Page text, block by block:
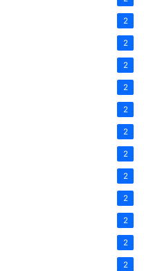
2
2
2
2
2
2
2
2
2
2
2
2